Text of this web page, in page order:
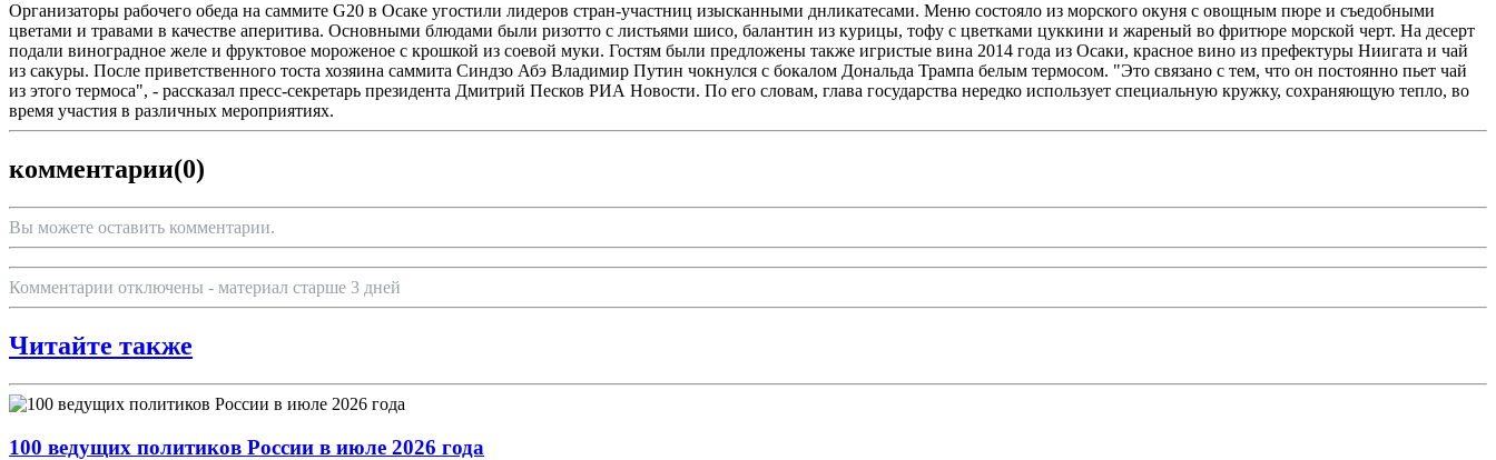
Организаторы рабочего обеда на саммите G20 в Осаке угостили лидеров стран-участниц изысканными днликатесами. Меню состояло из морского окуня с овощным пюре и съедобными
цветами и травами в качестве аперитива. Основными блюдами были ризотто с листьями шисо, балантин из курицы, тофу с цветками цуккини и жареный во фритюре морской черт. На десерт
подали виноградное желе и фруктовое мороженое с крошкой из соевой муки. Гостям были предложены также игристые вина 2014 года из Осаки, красное вино из префектуры Ниигата и чай
из сакуры. После приветственного тоста хозяина саммита Синдзо Абэ Владимир Путин чокнулся с бокалом Дональда Трампа белым термосом. "Это связано с тем, что он постоянно пьет чай
из этого термоса", - рассказал пресс-секретарь президента Дмитрий Песков РИА Новости. По его словам, глава государства нередко использует специальную кружку, сохраняющую тепло, во
время участия в различных мероприятиях.
комментарии(0)
Вы можете оставить комментарии.
Комментарии отключены - материал старше 3 дней
Читайте также
100 ведущих политиков России в июле 2026 года